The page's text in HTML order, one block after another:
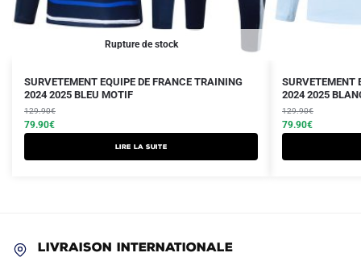
Rupture de stock
SURVETEMENT EQUIPE DE FRANCE TRAINING
2024 2025 BLEU MOTIF
129.90€
Le
prix
initial
était :
79.90€
Le
prix
actuel
est :
Lire la suite
SURVETEMENT
2024 2025
129.90€
Le
prix
initial
était :
79.90€
Le
prix
actuel
est :
Ce
produit
a
plusieurs
variations.
LIVRAISON INTERNATIONALE